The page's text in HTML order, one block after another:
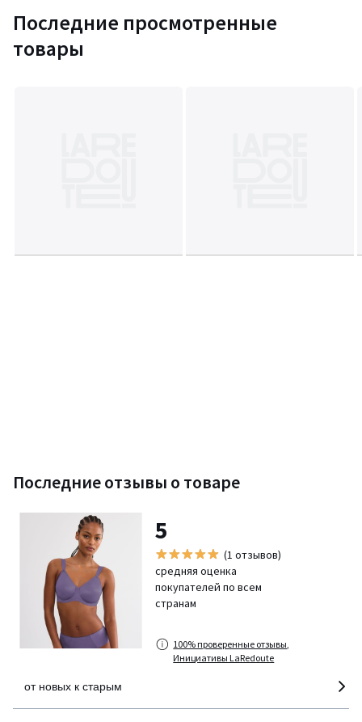
Последние просмотренные
товары
Последние отзывы о товаре
5
(1 отзывов)
средняя оценка
покупателей по всем
странам
100% проверенные отзывы,
Инициативы LaRedoute
от новых к старым